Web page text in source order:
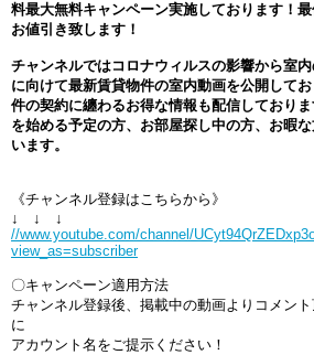
料最大無料キャンペーン実施しております！
お値引き致します！
チャンネルではコロナウィルスの影響から室
に向けて最新賃貸物件の室内動画を公開して
件の契約に纏わるお得な情報も配信しており
を始める予定の方、お部屋探し中の方、お暇
います。
《チャンネル登録はこちらから》
↓ ↓ ↓
//www.youtube.com/channel/
view_as=subscriber
〇キャンペーン適用方法
チャンネル登録後、掲載中の動画よりコメン
に
アカウント名をご提示ください！